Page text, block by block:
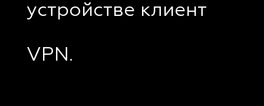
устройстве клиент
VPN.